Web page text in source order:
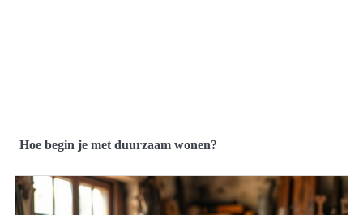
Hoe begin je met duurzaam wonen?